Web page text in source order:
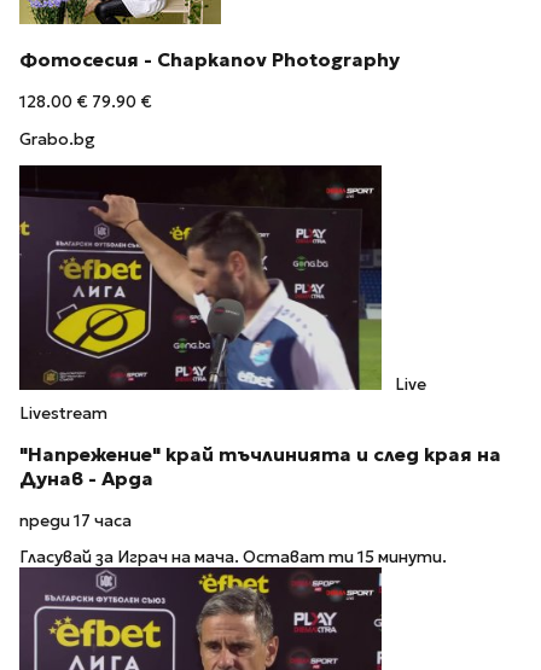
Фотосесия - Chapkanov Photography
128.00 € 79.90 €
Grabo.bg
Live
Livestream
"Напрежение" край тъчлинията и след края на
Дунав - Арда
преди 17 часа
Гласувай за Играч на мача. Остават ти 15 минути.